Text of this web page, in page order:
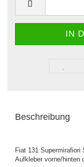
Beschreibung
Fiat 131 Supermirafiori
Aufkleber vorne/hinten